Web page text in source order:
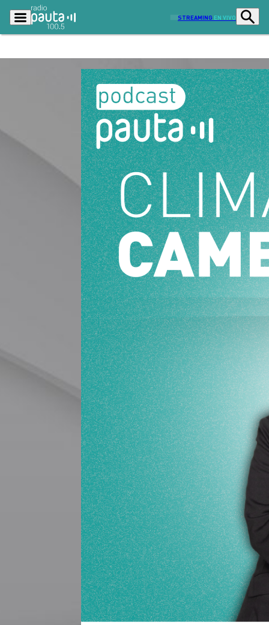
STREAMING EN VIVO
Programas
Actualidad
Economía
Radio en vivo Sostenibilidad
Tendencias Deportes
Entretención y Cultura Opinión
Dato en Pauta Señal 2
Contenido Patrocinado